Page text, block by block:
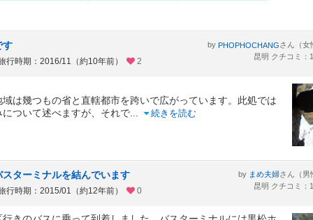
す
行時期：2016/11（約10年前） 2
by PHOPHOCHANGさん（女
昆明 クチコミ：
は幾つもの省と直轄都市を跨いで広がっています。此処では
ついて述べますが、それで
続きを読む
スターミナルを結んでいます
行時期：2015/01（約12年前） 0
by まめ夫婦さん（男
昆明 クチコミ：